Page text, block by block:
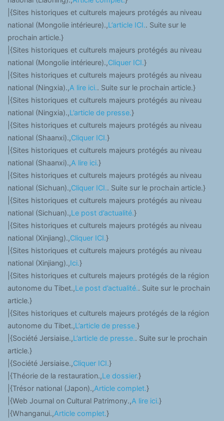
|{Sites historiques et culturels majeurs protégés au niveau
national (Mongolie intérieure).,L’article ICI.. Suite sur le
prochain article.}
|{Sites historiques et culturels majeurs protégés au niveau
national (Mongolie intérieure).,Cliquer ICI.}
|{Sites historiques et culturels majeurs protégés au niveau
national (Ningxia).,A lire ici.. Suite sur le prochain article.}
|{Sites historiques et culturels majeurs protégés au niveau
national (Ningxia).,L’article de presse.}
|{Sites historiques et culturels majeurs protégés au niveau
national (Shaanxi).,Cliquer ICI.}
|{Sites historiques et culturels majeurs protégés au niveau
national (Shaanxi).,A lire ici.}
|{Sites historiques et culturels majeurs protégés au niveau
national (Sichuan).,Cliquer ICI.. Suite sur le prochain article.}
|{Sites historiques et culturels majeurs protégés au niveau
national (Sichuan).,Le post d’actualité.}
|{Sites historiques et culturels majeurs protégés au niveau
national (Xinjiang).,Cliquer ICI.}
|{Sites historiques et culturels majeurs protégés au niveau
national (Xinjiang).,Ici.}
|{Sites historiques et culturels majeurs protégés de la région
autonome du Tibet.,Le post d’actualité.. Suite sur le prochain
article.}
|{Sites historiques et culturels majeurs protégés de la région
autonome du Tibet.,L’article de presse.}
|{Société Jersiaise.,L’article de presse.. Suite sur le prochain
article.}
|{Société Jersiaise.,Cliquer ICI.}
|{Théorie de la restauration.,Le dossier.}
|{Trésor national (Japon).,Article complet.}
|{Web Journal on Cultural Patrimony.,A lire ici.}
|{Whanganui.,Article complet.}